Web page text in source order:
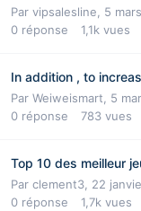
Par vipsalesline
5
0 réponse 1,1k vues
In addition , to
Par Weiweismart
5
0 réponse 783 vues
Top 10 des meilleur
Par clement3 22
0 réponse 1,7k vues